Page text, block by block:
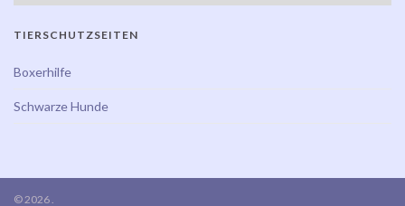
TIERSCHUTZSEITEN
Boxerhilfe
Schwarze Hunde
© 2026 .